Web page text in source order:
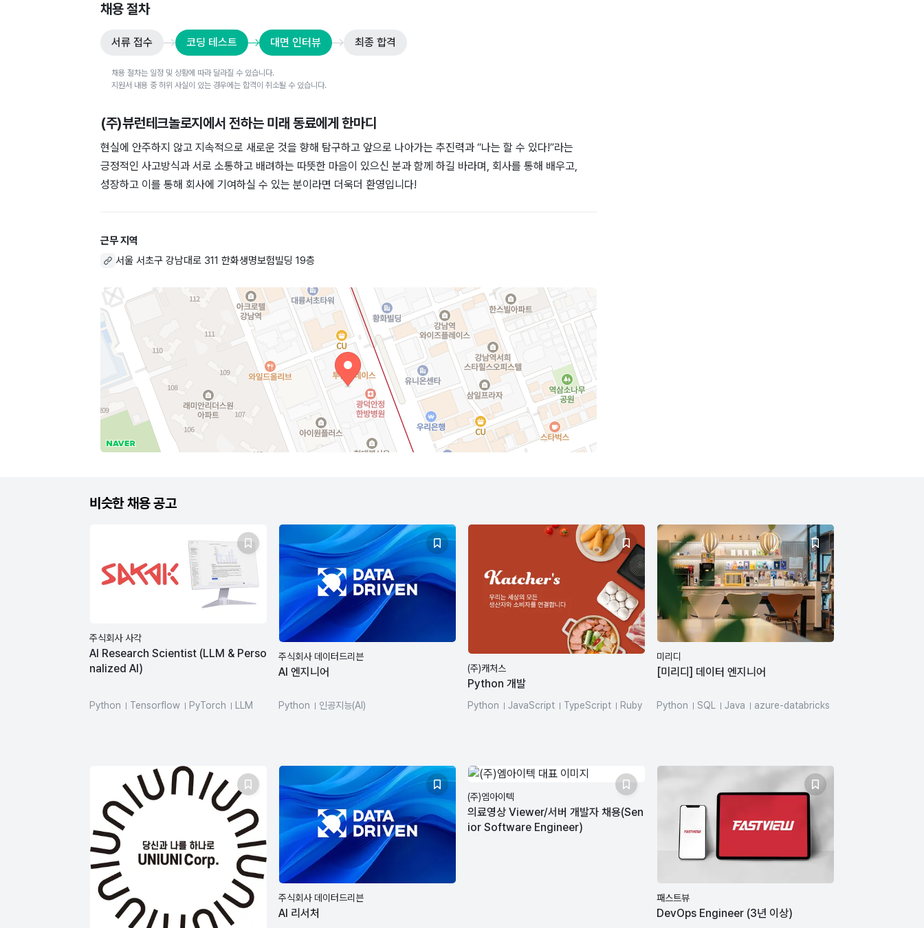
채용 절차
서류 접수 코딩 테스트 대면 인터뷰 최종 합격
채용 절차는 일정 및 상황에 따라 달라질 수 있습니다.
지원서 내용 중 허위 사실이 있는 경우에는 합격이 취소될 수 있습니다.
(주)뷰런테크놀로지 에서 전하는 미래 동료에게 한마디
현실에 안주하지 않고 지속적으로 새로운 것을 향해 탐구하고 앞으로 나아가는 추진력과 “나는 할 수 있다!”라는
긍정적인 사고방식과 서로 소통하고 배려하는 따뜻한 마음이 있으신 분과 함께 하길 바라며, 회사를 통해 배우고,
성장하고 이를 통해 회사에 기여하실 수 있는 분이라면 더욱더 환영입니다!
근무 지역
서울 서초구 강남대로 311 한화생명보험빌딩 19층
비슷한 채용 공고
주식회사 사각
AI Research Scientist (LLM & Perso
nalized AI)
Python Tensorflow PyTorch
LLM
주식회사 데이터드리븐
AI 엔지니어
Python 인공지능(AI)
(주)캐처스
Python 개발
Python JavaScript TypeScript
Ruby
미리디
[미리디] 데이터 엔지니어
Python SQL Java
azure-databricks
주식회사 데이터드리븐
AI 리서처
(주)엠아이텍
의료영상 Viewer/서버 개발자 채용(Sen
ior Software Engineer)
패스트뷰
DevOps Engineer (3년 이상)